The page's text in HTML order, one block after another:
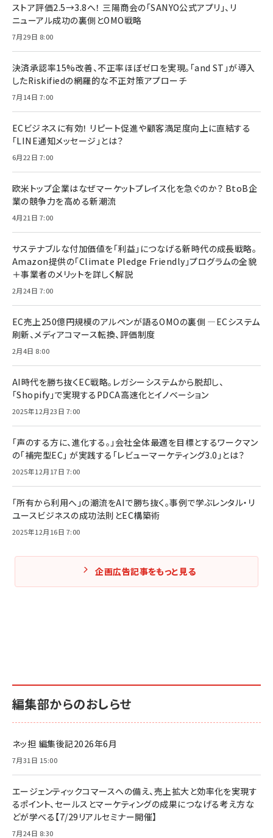
ストア評価2.5→3.8へ！ 三陽商会の「SANYO公式アプリ」、リ
ニューアル成功の裏側とOMO戦略
7月29日 8:00
決済承認率15%改善、不正率ほぼゼロを実現。「and ST」が導入
したRiskifiedの網羅的な不正対策アプローチ
7月14日 7:00
ECビジネスに有効！ リピート促進や顧客満足度向上に直結する
「LINE通知メッセージ」とは？
6月22日 7:00
欧米トップ企業はなぜマーケットプレイス化を急ぐのか？ BtoB企
業の競争力を高める新潮流
4月21日 7:00
サステナブルな付加価値を「利益」につなげる新時代の成長戦略。
Amazon提供の「Climate Pledge Friendly」プログラムの全貌
＋事業者のメリットを詳しく解説
2月24日 7:00
EC売上250億円規模のアルペンが語るOMOの裏側 ―ECシステム
刷新、メディアコマース転換、評価制度
2月4日 8:00
AI時代を勝ち抜くEC戦略。レガシーシステムから脱却し、
「Shopify」で実現するPDCA高速化とイノベーション
2025年12月23日 7:00
「声のする方に、進化する。」会社全体最適を目標とするワークマン
の「補完型EC」 が実践する「レビューマーケティング3.0」とは？
2025年12月17日 7:00
「所有から利用へ」の潮流をAIで勝ち抜く。事例で学ぶレンタル・リ
ユースビジネスの成功法則とEC構築術
2025年12月16日 7:00
企画広告記事をもっと見る
編集部からのおしらせ
ネッ担 編集後記2026年6月
7月31日 15:00
エージェンティックコマースへの備え、売上拡大と効率化を実現す
るポイント、セールスとマーケティングの成果につなげる考え方な
どが学べる【7/29リアルセミナー開催】
7月24日 8:30